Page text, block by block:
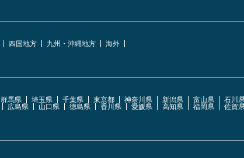
四国地方 九州・沖縄地方 海外
群馬県 埼玉県 千葉県 東京都 神奈川県 新潟県 富山県 石川
広島県 山口県 徳島県 香川県 愛媛県 高知県 福岡県 佐賀